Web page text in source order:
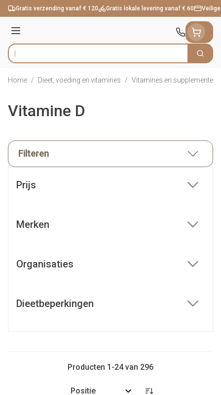
Ga naar de inhoud
Gratis verzending vanaf € 120 Gratis lokale levering vanaf € 60
Menu
Product, merk, categorie... Zoek
Home / Dieet, voeding en vitamines / Vitamines en supplementen
Vitamine D
Filteren
Prijs
Merken
Organisaties
Dieetbeperkingen
Producten 1 -24van 296